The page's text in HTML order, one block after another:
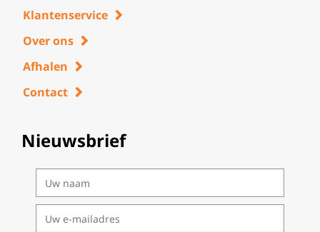
Klantenservice
Over ons
Afhalen
Contact
Nieuwsbrief